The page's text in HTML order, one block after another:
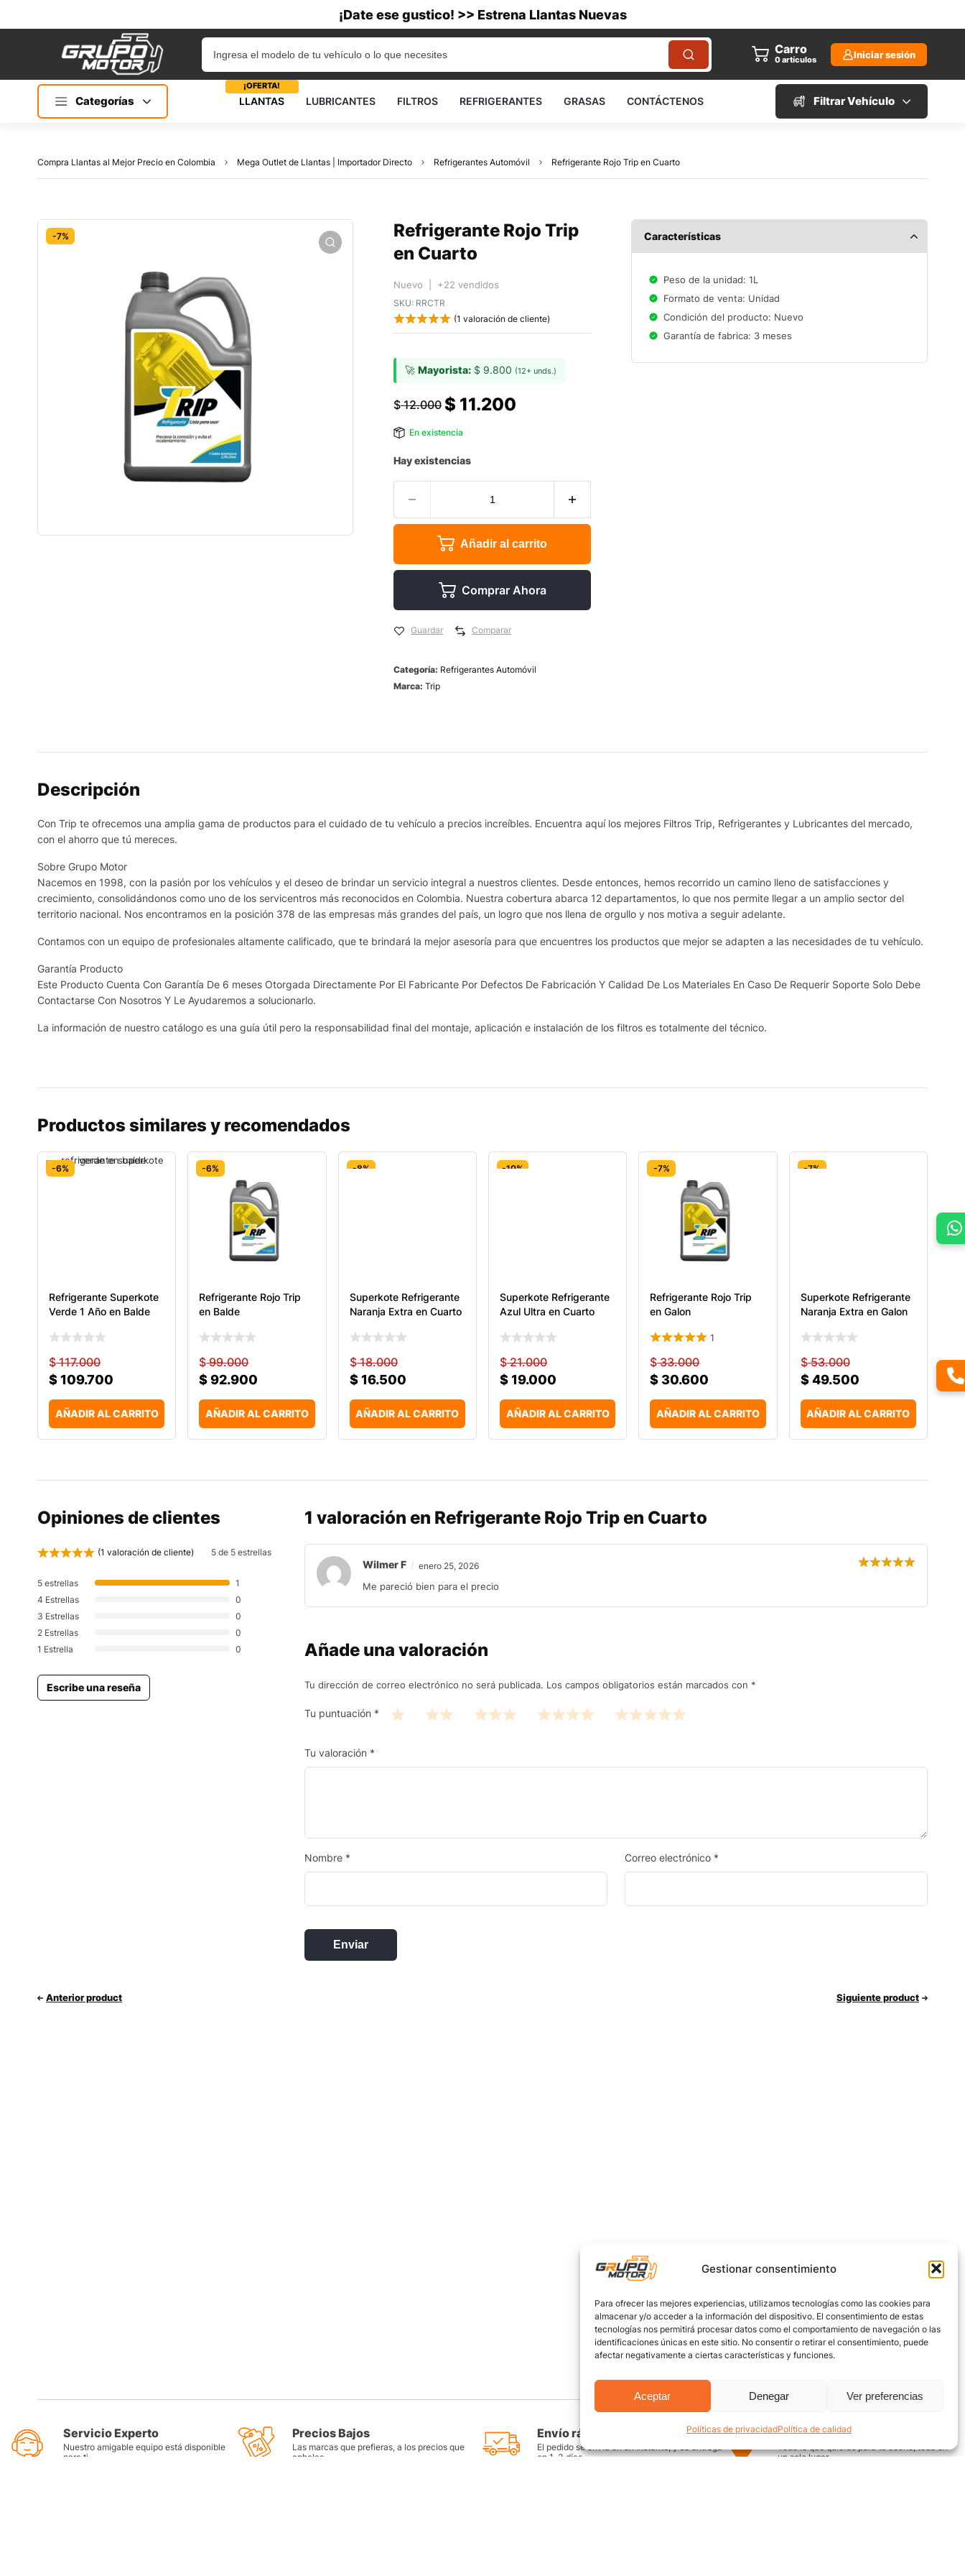
Gestionar consentimiento
Para ofrecer las mejores experiencias, utilizamos tecnologías como las cookies para
almacenar y/o acceder a la información del dispositivo. El consentimiento de estas
tecnologías nos permitirá procesar datos como el comportamiento de navegación o las
identificaciones únicas en este sitio. No consentir o retirar el consentimiento, puede
afectar negativamente a ciertas características y funciones.
Aceptar Denegar Ver preferencias
Políticas de privacidadPolítica de calidad
¡Date ese gustico! >> Estrena Llantas Nuevas
Carro
0artículos Iniciar sesión
Categorías LLANTAS
¡OFERTA!
LUBRICANTES FILTROS REFRIGERANTES GRASAS CONTÁCTENOS Filtrar Vehículo
Compra Llantas al Mejor Precio en Colombia Mega Outlet de Llantas | Importador Directo Refrigerantes Automóvil Refrigerante Rojo Trip en Cuarto
-7%
Refrigerante Rojo Trip
en Cuarto
Nuevo | +22 vendidos
SKU: RRCTR
(1 valoración de cliente)
🚀 Mayorista: $ 9.800 (12+ unds.)
$12.000 $ 11.200
En existencia
Hay existencias
Añadir al carrito
Comprar Ahora
Guardar Comparar
Categoría: Refrigerantes Automóvil
Marca: Trip
Características
Peso de la unidad: 1L
Formato de venta: Unidad
Condición del producto: Nuevo
Garantía de fabrica: 3 meses
Descripción
Con Trip te ofrecemos una amplia gama de productos para el cuidado de tu vehículo a precios increíbles. Encuentra aquí los mejores Filtros Trip, Refrigerantes y Lubricantes del mercado,
con el ahorro que tú mereces.
Sobre Grupo Motor
Nacemos en 1998, con la pasión por los vehículos y el deseo de brindar un servicio integral a nuestros clientes. Desde entonces, hemos recorrido un camino lleno de satisfacciones y
crecimiento, consolidándonos como uno de los servicentros más reconocidos en Colombia. Nuestra cobertura abarca 12 departamentos, lo que nos permite llegar a un amplio sector del
territorio nacional. Nos encontramos en la posición 378 de las empresas más grandes del país, un logro que nos llena de orgullo y nos motiva a seguir adelante.
Contamos con un equipo de profesionales altamente calificado, que te brindará la mejor asesoría para que encuentres los productos que mejor se adapten a las necesidades de tu vehículo.
Garantía Producto
Este Producto Cuenta Con Garantía De 6 meses Otorgada Directamente Por El Fabricante Por Defectos De Fabricación Y Calidad De Los Materiales En Caso De Requerir Soporte Solo Debe
Contactarse Con Nosotros Y Le Ayudaremos a solucionarlo.
La información de nuestro catálogo es una guía útil pero la responsabilidad final del montaje, aplicación e instalación de los filtros es totalmente del técnico.
Productos similares y recomendados
-6%
Refrigerante Superkote
Verde 1 Año en Balde
$117.000
$109.700
AÑADIR AL CARRITO
-6%
Refrigerante Rojo Trip
en Balde
$99.000
$92.900
AÑADIR AL CARRITO
-8%
Superkote Refrigerante
Naranja Extra en Cuarto
$18.000
$16.500
AÑADIR AL CARRITO
-10%
Superkote Refrigerante
Azul Ultra en Cuarto
$21.000
$19.000
AÑADIR AL CARRITO
-7%
Refrigerante Rojo Trip
en Galon
1
$33.000
$30.600
AÑADIR AL CARRITO
-7%
Superkote Refrigerante
Naranja Extra en Galon
$53.000
$49.500
AÑADIR AL CARRITO
Opiniones de clientes
(1 valoración de cliente) 5 de 5 estrellas
5 estrellas
1
4 Estrellas
0
3 Estrellas
0
2 Estrellas
0
1 Estrella
0
Escribe una reseña
1 valoración en Refrigerante Rojo Trip en Cuarto
Wilmer F enero 25, 2026
Me pareció bien para el precio
Añade una valoración
Tu dirección de correo electrónico no será publicada. Los campos obligatorios están marcados con *
Tu puntuación *
Tu valoración *
Nombre * Correo electrónico *
Anterior product Siguiente product
Servicio Experto
Nuestro amigable equipo está disponible
para ti
Precios Bajos
Las marcas que prefieras, a los precios que
anhelas
Envío rápido y seguro
El pedido se envía en un instante, y se entrega
en 1-3 días
Encuentra aquí
Todo lo que quieras para tu coche, todo en
un solo lugar